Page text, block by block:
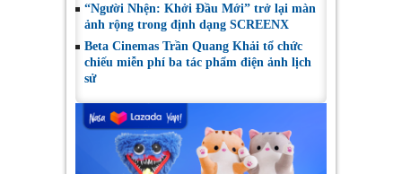
“Người Nhện: Khởi Đầu Mới” trở lại màn
ảnh rộng trong định dạng SCREENX
Beta Cinemas Trần Quang Khải tổ chức
chiếu miễn phí ba tác phẩm điện ảnh lịch
sử